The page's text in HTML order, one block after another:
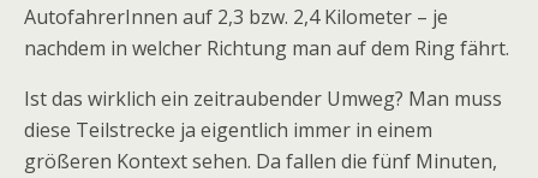
AutofahrerInnen auf 2,3 bzw. 2,4 Kilometer – je
nachdem in welcher Richtung man auf dem Ring fährt.
Ist das wirklich ein zeitraubender Umweg? Man muss
diese Teilstrecke ja eigentlich immer in einem
größeren Kontext sehen. Da fallen die fünf Minuten,